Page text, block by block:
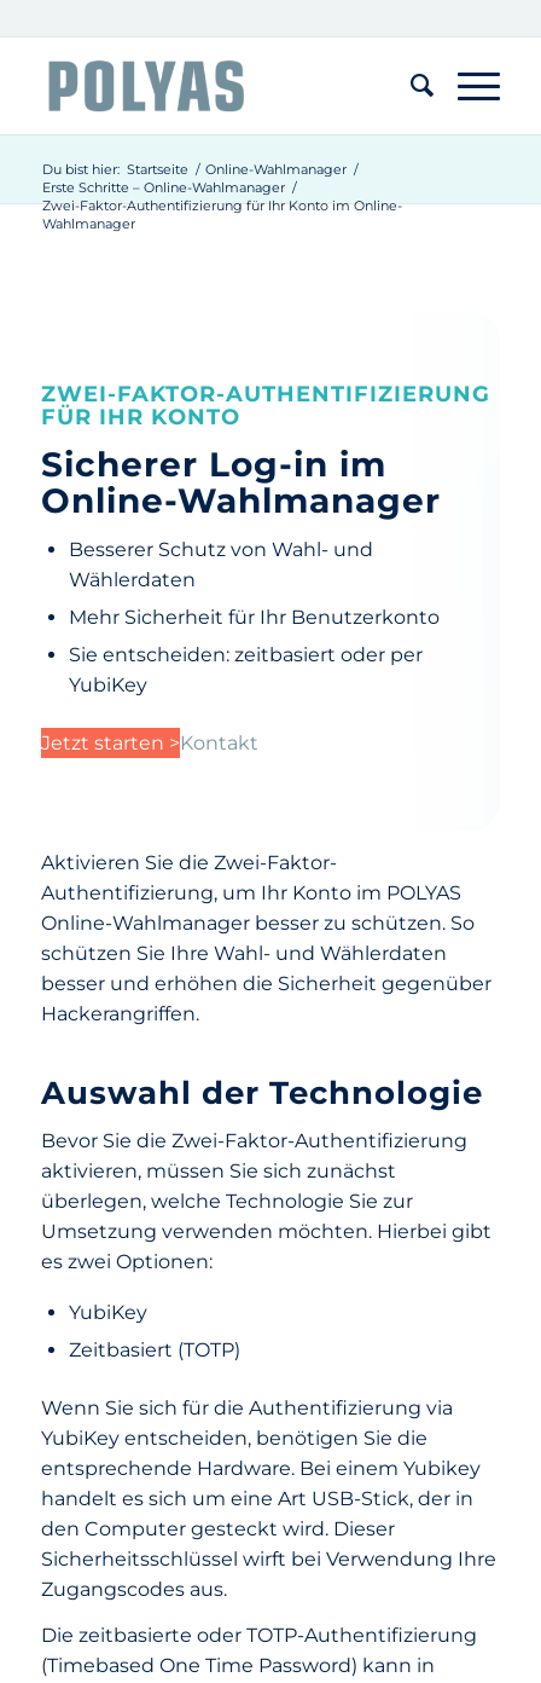
Du bist hier: Startseite / Online-Wahlmanager /
Erste Schritte – Online-Wahlmanager /
Zwei-Faktor-Authentifizierung für Ihr Konto im Online-
Wahlmanager
ZWEI-FAKTOR-AUTHENTIFIZIERUNG
FÜR IHR KONTO
Sicherer Log-in im
Online-Wahlmanager
Besserer Schutz von Wahl- und
Wählerdaten
Mehr Sicherheit für Ihr Benutzerkonto
Sie entscheiden: zeitbasiert oder per
YubiKey
Jetzt starten >Kontakt
Aktivieren Sie die Zwei-Faktor-
Authentifizierung, um Ihr Konto im POLYAS
Online-Wahlmanager besser zu schützen. So
schützen Sie Ihre Wahl- und Wählerdaten
besser und erhöhen die Sicherheit gegenüber
Hackerangriffen.
Auswahl der Technologie
Bevor Sie die Zwei-Faktor-Authentifizierung
aktivieren, müssen Sie sich zunächst
überlegen, welche Technologie Sie zur
Umsetzung verwenden möchten. Hierbei gibt
es zwei Optionen:
YubiKey
Zeitbasiert (TOTP)
Wenn Sie sich für die Authentifizierung via
YubiKey entscheiden, benötigen Sie die
entsprechende Hardware. Bei einem Yubikey
handelt es sich um eine Art USB-Stick, der in
den Computer gesteckt wird. Dieser
Sicherheitsschlüssel wirft bei Verwendung Ihre
Zugangscodes aus.
Die zeitbasierte oder TOTP-Authentifizierung
(Timebased One Time Password) kann in